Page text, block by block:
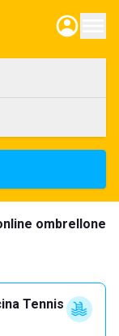
ombrellone
Tennis